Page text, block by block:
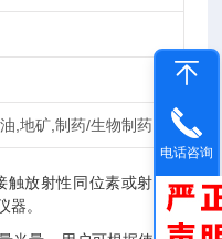
,地矿,制药/生物制药
触放射性同位素或射线装
器。
电话咨询